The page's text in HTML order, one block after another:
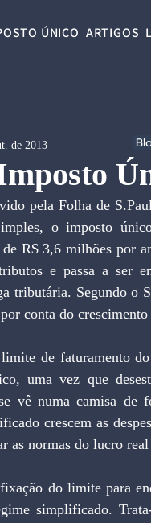
ÚNICO ARTIGOS
de 2013
o imposto
R$ 3,6 milhões por
e passa a ser
tributária. Segundo o
conta do
uma vez que
vê numa camisa de
crescem as
as normas do lucro
simplificado.